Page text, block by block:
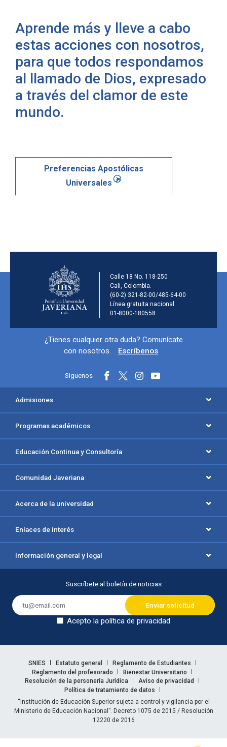
Aprende más y lleve a cabo
estas acciones con nosotros,
para que todos respondamos
al llamado de Dios, expresado
a través del clamor de este
mundo.
Preferencias Apostólicas
Universales
Información de la
Calle 18 No. 118-250
Cali, Colombia.
(60-2) 321-82-00/485-64-00
Línea gratuita nacional
01-8000-180558
Información y redes sociales
¿Tienes cualquier otra duda? Comunícate
con nosotros.
Escríbenos
Síguenos
Admisiones
Programas académicos
Educación Continua y Consultoría
Comunidad Javeriana
Acerca de la universidad
Enlaces de interés
Información general y legal
Suscríbete al boletín de noticias
Acepto la política de privacidad
Enlaces legales
SNIES Estatuto general
Reglamento de Estudiantes
Reglamento del profesorado
Bienestar Universitario
Resolución de la personería Jurídica
Aviso de privacidad
Política de tratamiento de datos
Información legal
“Institución de Educación Superior sujeta a control y vigilancia por el
Ministerio de Educación Nacional”. Decreto 1075 de 2015 / Resolución
12220 de 2016